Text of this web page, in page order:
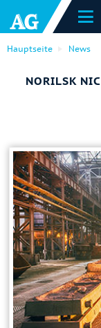
Hauptseite News
NORILSK